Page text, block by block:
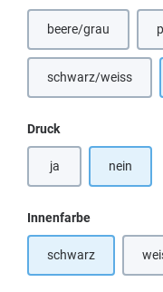
beere/grau
schwarz/weiss
(Diese Option
Druckauswählen
ja nein
Innenfarbeauswählen
schwarz